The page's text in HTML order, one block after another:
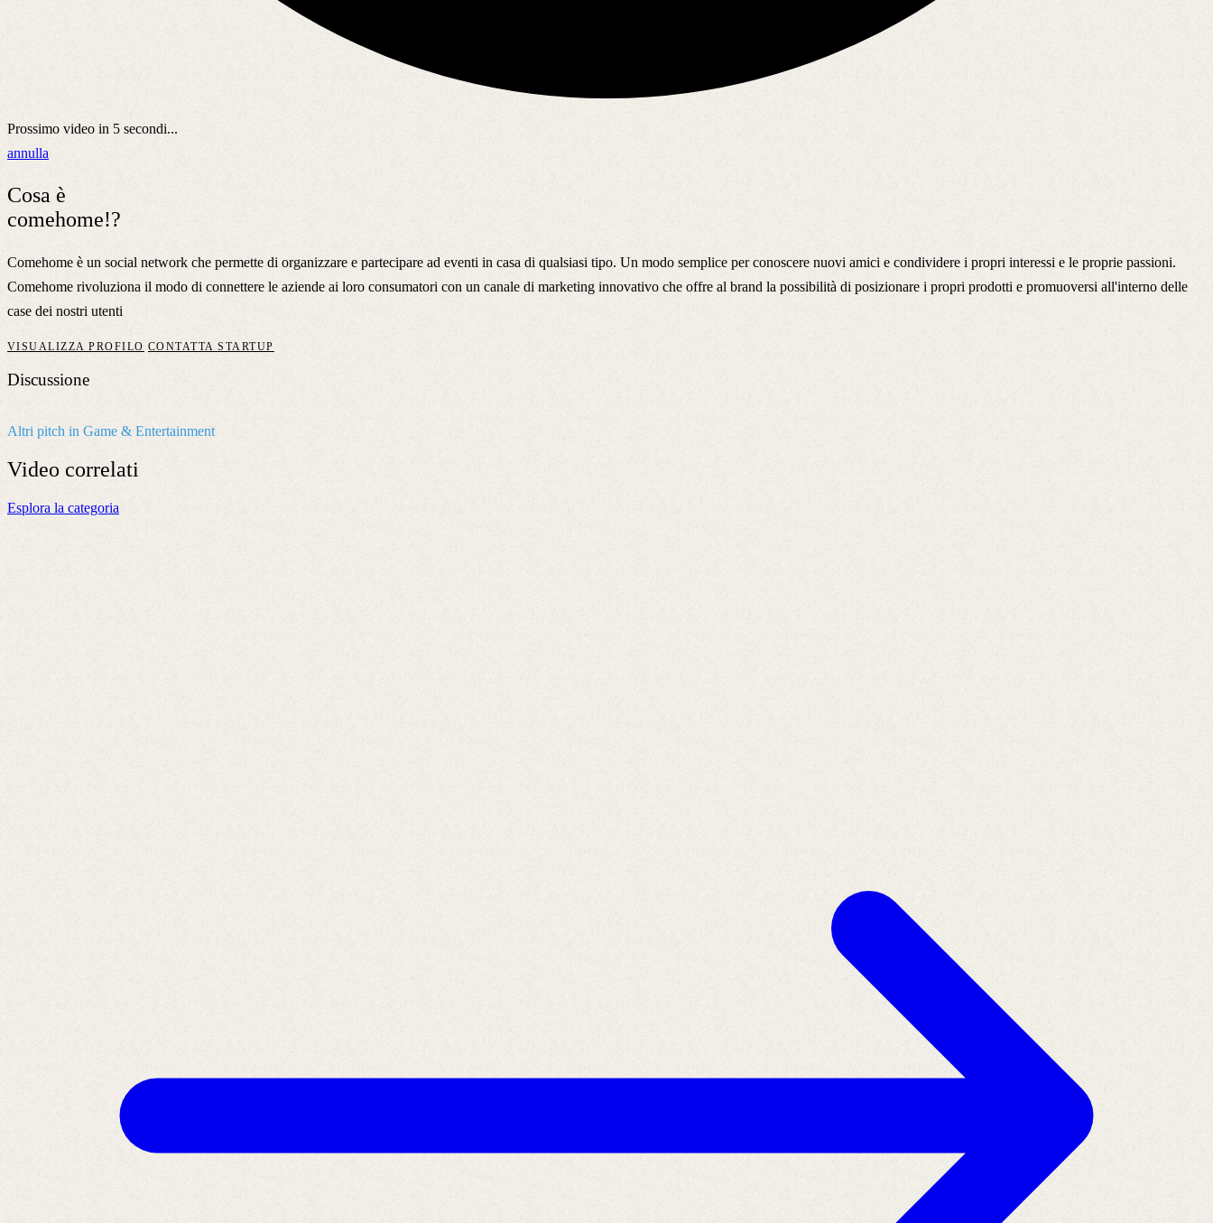
Prossimo video in 5 secondi...
annulla
Cosa è
comehome!?
Comehome è un social network che permette di organizzare e partecipare ad eventi in casa di qualsiasi tipo. Un modo semplice per conoscere nuovi amici e condividere i propri interessi e le proprie passioni.
Comehome rivoluziona il modo di connettere le aziende ai loro consumatori con un canale di marketing innovativo che offre al brand la possibilità di posizionare i propri prodotti e promuoversi all'interno delle
case dei nostri utenti
VISUALIZZA PROFILO CONTATTA STARTUP
Discussione
Altri pitch in Game & Entertainment
Video correlati
Esplora la categoria